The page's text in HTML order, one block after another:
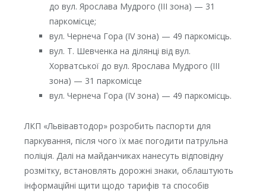
до вул. Ярослава Мудрого (ІІІ зона) — 31
паркомісце;
вул. Чернеча Гора (ІV зона) — 49 паркомісць.
вул. Т. Шевченка на ділянці від вул.
Хорватської до вул. Ярослава Мудрого (ІІІ
зона) — 31 паркомісце
вул. Чернеча Гора (ІV зона) — 49 паркомісць.
ЛКП «Львівавтодор» розробить паспорти для
паркування, після чого їх має погодити патрульна
поліція. Далі на майданчиках нанесуть відповідну
розмітку, встановлять дорожні знаки, облаштують
інформаційні щити щодо тарифів та способів